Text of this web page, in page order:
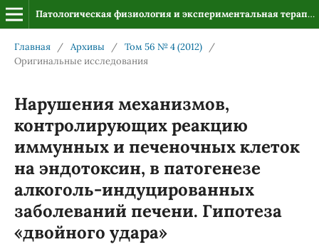
Патологическая физиология и экспериментальная терапия
Главная / Архивы / Том 56 № 4 (2012)
/
Оригинальные исследования
Нарушения механизмов,
контролирующих реакцию
иммунных и печеночных клеток
на эндотоксин, в патогенезе
алкоголь-индуцированных
заболеваний печени. Гипотеза
«двойного удара»